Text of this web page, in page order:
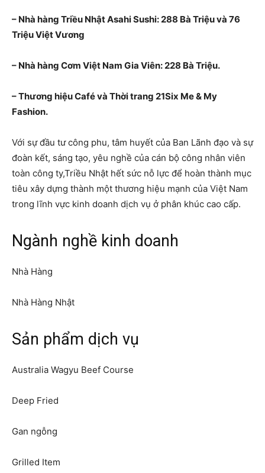
– Nhà hàng Triều Nhật Asahi Sushi: 288 Bà Triệu và 76
Triệu Việt Vương
– Nhà hàng Cơm Việt Nam Gia Viên: 228 Bà Triệu.
– Thương hiệu Café và Thời trang 21Six Me & My
Fashion.
Với sự đầu tư công phu, tâm huyết của Ban Lãnh đạo và sự
đoàn kết, sáng tạo, yêu nghề của cán bộ công nhân viên
toàn công ty,Triều Nhật hết sức nỗ lực để hoàn thành mục
tiêu xây dựng thành một thương hiệu mạnh của Việt Nam
trong lĩnh vực kinh doanh dịch vụ ở phân khúc cao cấp.
Ngành nghề kinh doanh
Nhà Hàng
Nhà Hàng Nhật
Sản phẩm dịch vụ
Australia Wagyu Beef Course
Deep Fried
Gan ngỗng
Grilled Item